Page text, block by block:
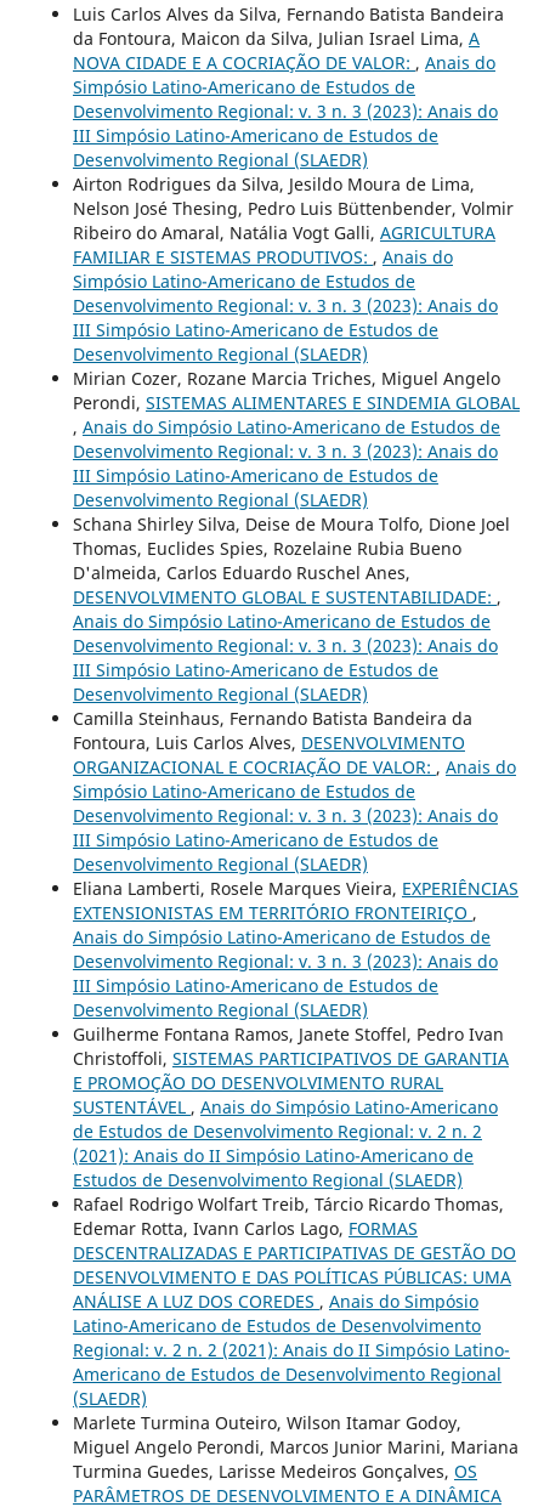
Luis Carlos Alves da Silva, Fernando Batista Bandeira
da Fontoura, Maicon da Silva, Julian Israel Lima, A
NOVA CIDADE E A COCRIAÇÃO DE VALOR: , Anais do
Simpósio Latino-Americano de Estudos de
Desenvolvimento Regional: v. 3 n. 3 (2023): Anais do
III Simpósio Latino-Americano de Estudos de
Desenvolvimento Regional (SLAEDR)
Airton Rodrigues da Silva, Jesildo Moura de Lima,
Nelson José Thesing, Pedro Luis Büttenbender, Volmir
Ribeiro do Amaral, Natália Vogt Galli, AGRICULTURA
FAMILIAR E SISTEMAS PRODUTIVOS: , Anais do
Simpósio Latino-Americano de Estudos de
Desenvolvimento Regional: v. 3 n. 3 (2023): Anais do
III Simpósio Latino-Americano de Estudos de
Desenvolvimento Regional (SLAEDR)
Mirian Cozer, Rozane Marcia Triches, Miguel Angelo
Perondi, SISTEMAS ALIMENTARES E SINDEMIA GLOBAL
, Anais do Simpósio Latino-Americano de Estudos de
Desenvolvimento Regional: v. 3 n. 3 (2023): Anais do
III Simpósio Latino-Americano de Estudos de
Desenvolvimento Regional (SLAEDR)
Schana Shirley Silva, Deise de Moura Tolfo, Dione Joel
Thomas, Euclides Spies, Rozelaine Rubia Bueno
D'almeida, Carlos Eduardo Ruschel Anes,
DESENVOLVIMENTO GLOBAL E SUSTENTABILIDADE: ,
Anais do Simpósio Latino-Americano de Estudos de
Desenvolvimento Regional: v. 3 n. 3 (2023): Anais do
III Simpósio Latino-Americano de Estudos de
Desenvolvimento Regional (SLAEDR)
Camilla Steinhaus, Fernando Batista Bandeira da
Fontoura, Luis Carlos Alves, DESENVOLVIMENTO
ORGANIZACIONAL E COCRIAÇÃO DE VALOR: , Anais do
Simpósio Latino-Americano de Estudos de
Desenvolvimento Regional: v. 3 n. 3 (2023): Anais do
III Simpósio Latino-Americano de Estudos de
Desenvolvimento Regional (SLAEDR)
Eliana Lamberti, Rosele Marques Vieira, EXPERIÊNCIAS
EXTENSIONISTAS EM TERRITÓRIO FRONTEIRIÇO ,
Anais do Simpósio Latino-Americano de Estudos de
Desenvolvimento Regional: v. 3 n. 3 (2023): Anais do
III Simpósio Latino-Americano de Estudos de
Desenvolvimento Regional (SLAEDR)
Guilherme Fontana Ramos, Janete Stoffel, Pedro Ivan
Christoffoli, SISTEMAS PARTICIPATIVOS DE GARANTIA
E PROMOÇÃO DO DESENVOLVIMENTO RURAL
SUSTENTÁVEL , Anais do Simpósio Latino-Americano
de Estudos de Desenvolvimento Regional: v. 2 n. 2
(2021): Anais do II Simpósio Latino-Americano de
Estudos de Desenvolvimento Regional (SLAEDR)
Rafael Rodrigo Wolfart Treib, Tárcio Ricardo Thomas,
Edemar Rotta, Ivann Carlos Lago, FORMAS
DESCENTRALIZADAS E PARTICIPATIVAS DE GESTÃO DO
DESENVOLVIMENTO E DAS POLÍTICAS PÚBLICAS: UMA
ANÁLISE A LUZ DOS COREDES , Anais do Simpósio
Latino-Americano de Estudos de Desenvolvimento
Regional: v. 2 n. 2 (2021): Anais do II Simpósio Latino-
Americano de Estudos de Desenvolvimento Regional
(SLAEDR)
Marlete Turmina Outeiro, Wilson Itamar Godoy,
Miguel Angelo Perondi, Marcos Junior Marini, Mariana
Turmina Guedes, Larisse Medeiros Gonçalves, OS
PARÂMETROS DE DESENVOLVIMENTO E A DINÂMICA